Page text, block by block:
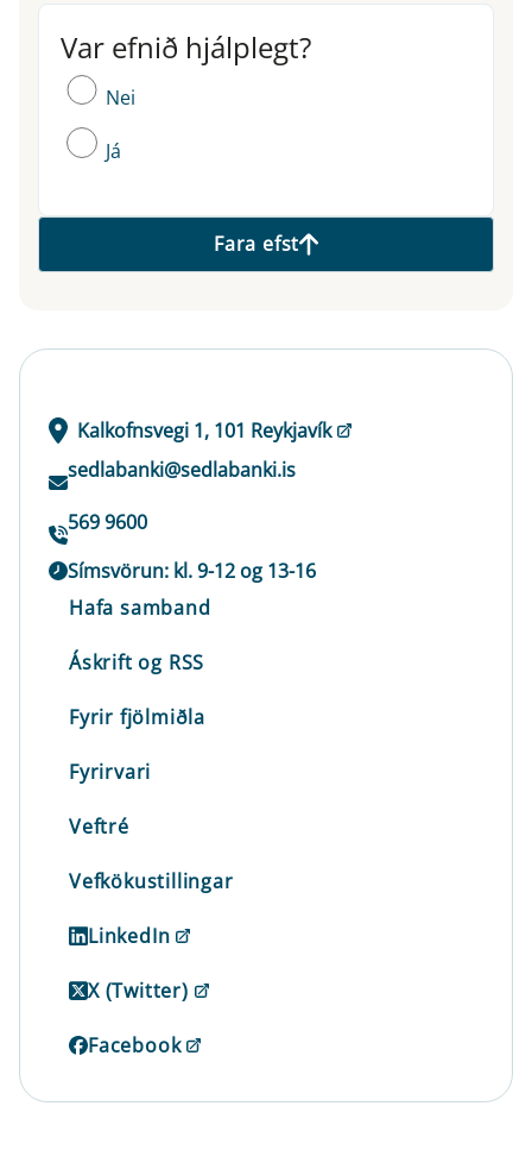
Var efnið hjálplegt?
Var efnið hjálplegt?
Nei
Já
Fara efst
Kalkofnsvegi 1, 101 Reykjavík
sedlabanki@sedlabanki.is
569 9600
Símsvörun: kl. 9-12 og 13-16
Hafa samband
Áskrift og RSS
Fyrir fjölmiðla
Fyrirvari
Veftré
Vefkökustillingar
LinkedIn
X (Twitter)
Facebook